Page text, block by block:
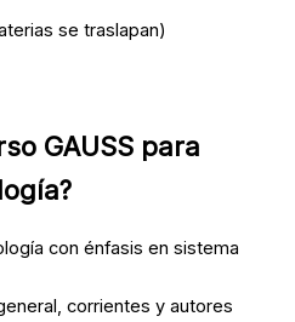
se traslapan)
GAUSS para
con énfasis en sistema
corrientes y autores